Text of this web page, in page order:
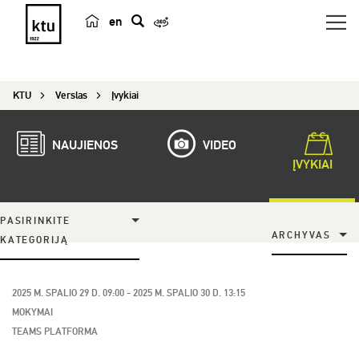
en
e
KTU Verslas Įvykiai
NAUJIENOS
VIDEO
ĮVYKIAI
PASIRINKITE
KATEGORIJĄ
ARCHYVAS
2025 M. SPALIO 29 D. 09:00 - 2025 M. SPALIO 30 D. 13:15
MOKYMAI
TEAMS PLATFORMA